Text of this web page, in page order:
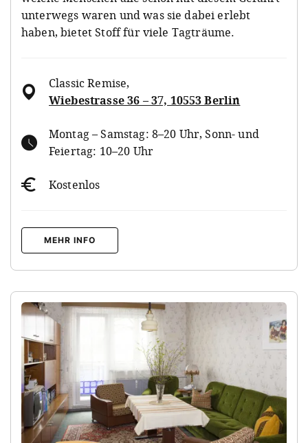
unterwegs waren und was sie dabei erlebt
haben, bietet Stoff für viele Tagträume.
Classic Remise,
Wiebestrasse 36 – 37, 10553 Berlin
Montag – Samstag: 8–20 Uhr, Sonn- und
Feiertag: 10–20 Uhr
Kostenlos
MEHR INFO